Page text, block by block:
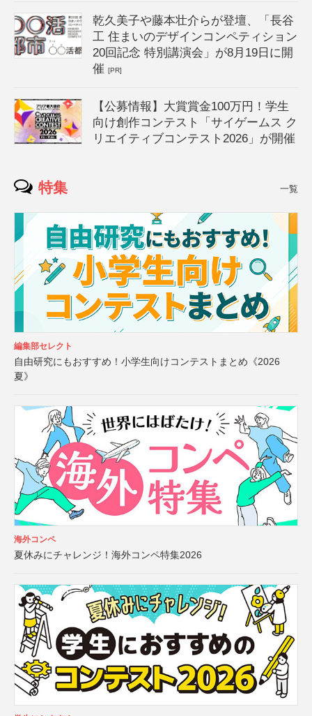
乾久美子や藤本壮介らが登壇、「長谷
工 住まいのデザインコンペティション
20回記念 特別講演会」が8月19日に開
催[PR]
【公募情報】大賞賞金100万円！学生
向け創作コンテスト「サイゲームス ク
リエイティブコンテスト2026」が開催
特集 一覧
編集部セレクト
自由研究にもおすすめ！小学生向けコンテストまとめ《2026
夏》
海外コンペ
夏休みにチャレンジ！海外コンペ特集2026